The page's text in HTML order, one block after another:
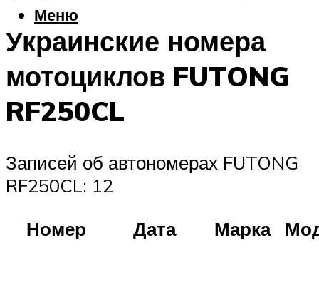
Меню
Украинские номера
мотоциклов FUTONG
RF250CL
Записей об автономерах FUTONG
RF250CL: 12
Номер
Дата Марка